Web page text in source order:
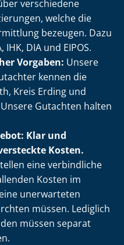
verschiedene
welche die
bezeugen. Dazu
IHK, DIA und EIPOS.
Vorgaben: Unsere
kennen die
Kreis Erding und
Gutachten halten
Klar und
Kosten.
eine verbindliche
Kosten im
unerwarteten
müssen. Lediglich
müssen separat